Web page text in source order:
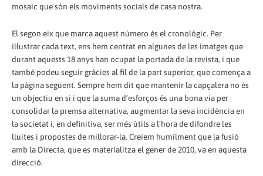
mosaic que són els moviments socials de casa nostra.
El segon eix que marca aquest número és el cronològic. Per
il·lustrar cada text, ens hem centrat en algunes de les imatges que
durant aquests 18 anys han ocupat la portada de la revista, i que
també podeu seguir gràcies al fil de la part superior, que comença a
la pàgina següent. Sempre hem dit que mantenir la capçalera no és
un objectiu en si i que la suma d’esforços és una bona via per
consolidar la premsa alternativa, augmentar la seva incidència en
la societat i, en definitiva, ser més útils a l’hora de difondre les
lluites i propostes de millorar-la. Creiem humilment que la fusió
amb la Directa, que es materialitza el gener de 2010, va en aquesta
direcció.